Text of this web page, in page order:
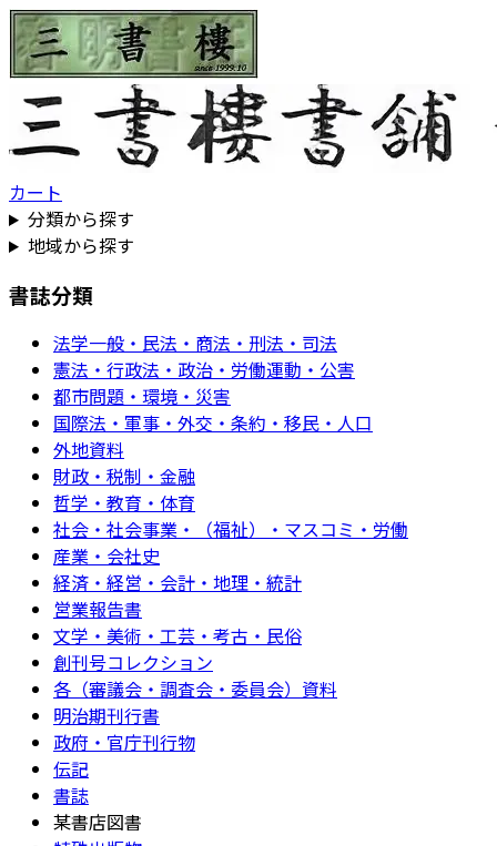
カート
分類から探す
地域から探す
書誌分類
法学一般・民法・商法・刑法・司法
憲法・行政法・政治・労働運動・公害
都市問題・環境・災害
国際法・軍事・外交・条約・移民・人口
外地資料
財政・税制・金融
哲学・教育・体育
社会・社会事業・（福祉）・マスコミ・労働
産業・会社史
経済・経営・会計・地理・統計
営業報告書
文学・美術・工芸・考古・民俗
創刊号コレクション
各（審議会・調査会・委員会）資料
明治期刊行書
政府・官庁刊行物
伝記
書誌
某書店図書